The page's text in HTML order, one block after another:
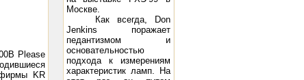
Please
KR
Москве.
Как всегда, Don
Jenkins поражает
педантизмом и
основательностью
подхода к измерениям
характеристик ламп. На